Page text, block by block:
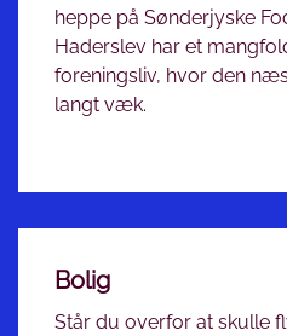
heppe på Sønderjyske
Haderslev har et
foreningsliv, hvor den
langt væk.
Bolig
Står du overfor at skulle